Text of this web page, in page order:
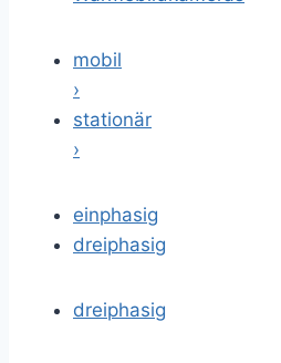
mobil
›
stationär
›
einphasig
dreiphasig
dreiphasig